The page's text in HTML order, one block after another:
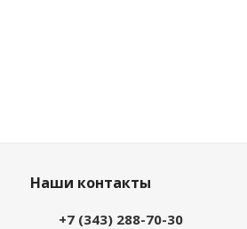
Наши контакты
+7 (343) 288-70-30